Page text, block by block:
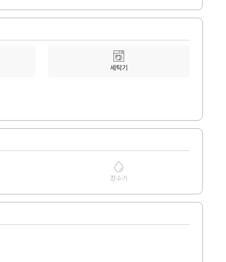
세탁기
정수기